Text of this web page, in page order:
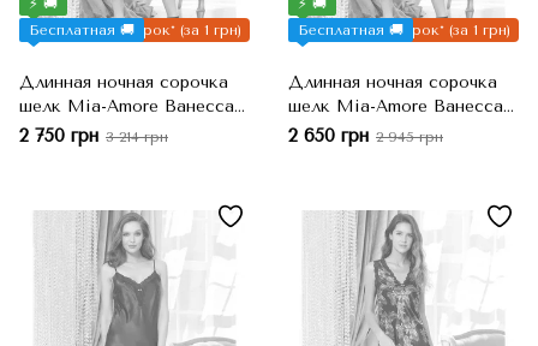
Подарок* (за 1 грн)
⚡ 🚚
Бесплатная 🚚
Длинная ночная сорочка
шелк Mia-Amore Ванесса
3775, S
2 750 грн 3 214 грн
Подарок* (за 1 грн)
⚡ 🚚
Бесплатная 🚚
Длинная ночная сорочка
шелк Mia-Amore Ванесса
3775, 2XL
2 650 грн 2 945 грн